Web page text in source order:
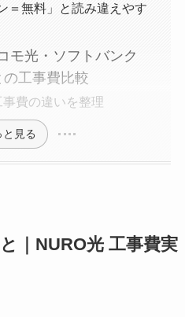
＝無料」と読み違えやす
モ光・ソフトバンク
工事費比較
費の違いを整理
と見る
｜NURO光 工事費実